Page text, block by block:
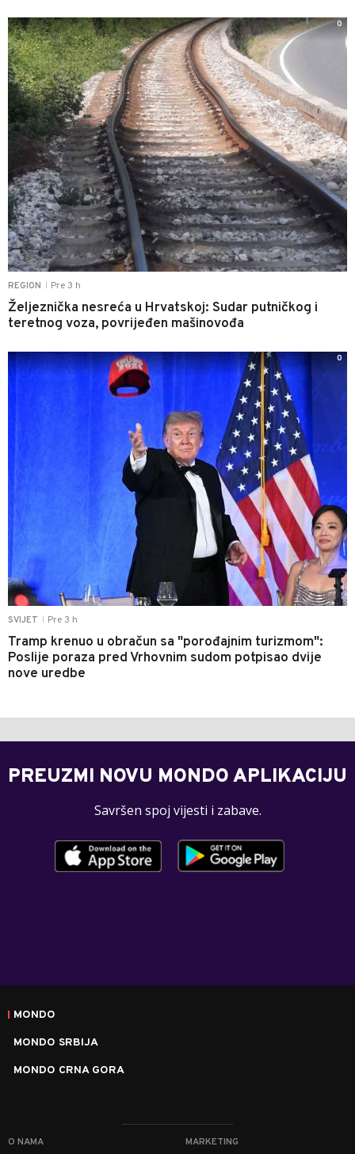
REGION Pre 3 h
Željeznička nesreća u Hrvatskoj: Sudar putničkog i
teretnog voza, povrijeđen mašinovođa
0
SVIJET Pre 3 h
Tramp krenuo u obračun sa "porođajnim turizmom":
Poslije poraza pred Vrhovnim sudom potpisao dvije
nove uredbe
0
PREUZMI NOVU MONDO APLIKACIJU
Savršen spoj vijesti i zabave.
MONDO
MONDO SRBIJA
MONDO CRNA GORA
O NAMA MARKETING